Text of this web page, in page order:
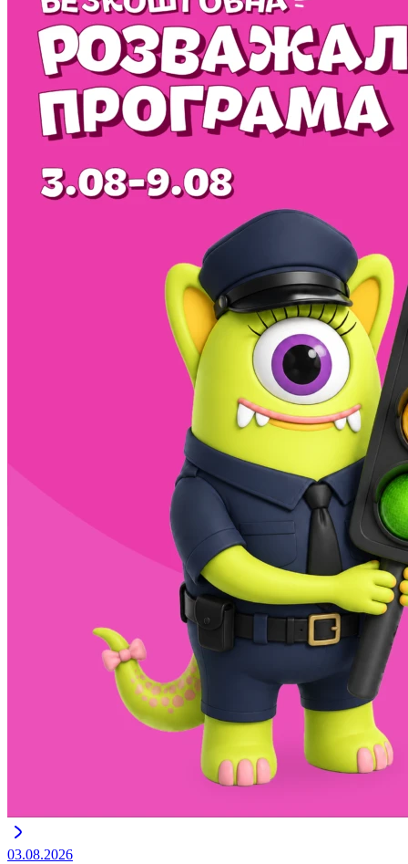
03.08.2026